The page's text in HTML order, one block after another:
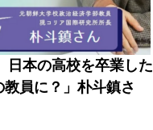
本の高校を卒業した
員に？」朴斗鎮さ